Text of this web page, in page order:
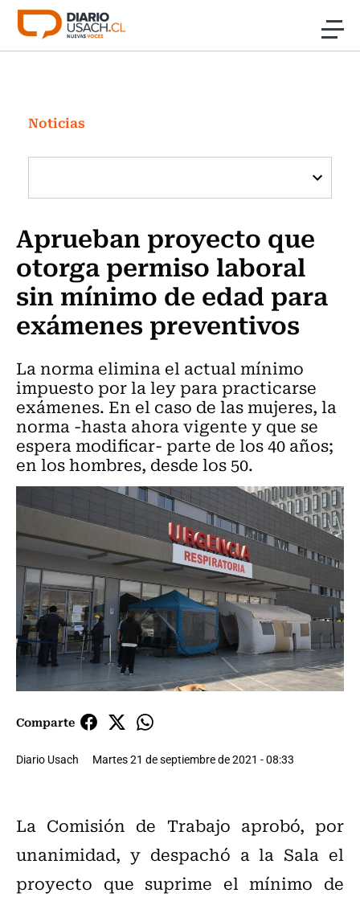
Click acá para ir directamente al contenido
Investigación
Cultura
Programas Radio y TV Usach
Noticias
Aprueban proyecto que
otorga permiso laboral
sin mínimo de edad para
exámenes preventivos
La norma elimina el actual mínimo
impuesto por la ley para practicarse
exámenes. En el caso de las mujeres, la
norma -hasta ahora vigente y que se
espera modificar- parte de los 40 años;
en los hombres, desde los 50.
Comparte
Diario Usach Martes 21 de septiembre de 2021 - 08:33
La Comisión de Trabajo aprobó, por
unanimidad, y despachó a la Sala el
proyecto que suprime el mínimo de